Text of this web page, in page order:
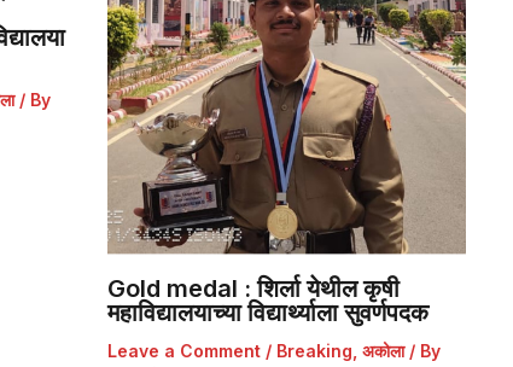
/ By
Gold medal : शिर्ला येथील कृषी
महाविद्यालयाच्या विद्यार्थ्याला सुवर्णपदक
Leave a Comment / Breaking, अकोला/ By